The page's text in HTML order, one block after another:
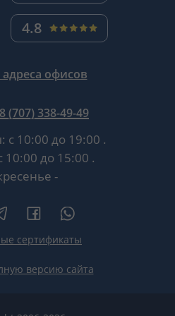
4.8
адреса офисов
8 (707) 338-49-49
с 10:00 до 19:00 .
10:00 до 15:00 .
-
сертификаты
версию сайта